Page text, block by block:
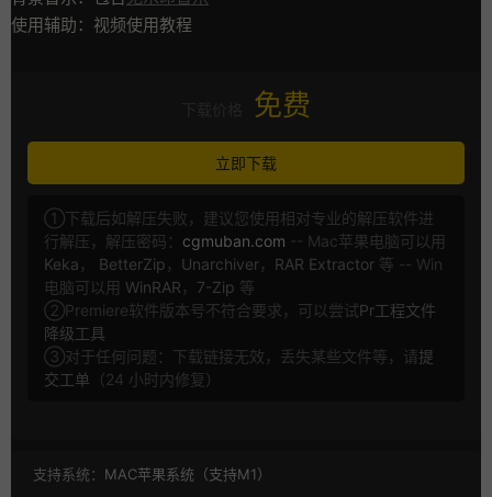
使用辅助：视频使用教程
免费
立即下载
①下载后如解压失败，建议您使用相对专业的解压软件进
行解压，解压密码： cgmuban.com -- Mac苹果电脑可以用
Keka ， BetterZip ， Unarchiver， RAR Extractor 等 -- Win
电脑可以用 WinRAR ， 7-Zip 等
②Premiere软件版本号不符合要求，可以尝试Pr工程文件
降级工具
③对于任何问题：下载链接无效，丢失某些文件等，请提
交工单 （24 小时内修复）
支持系统： MAC苹果系统（支持M1）